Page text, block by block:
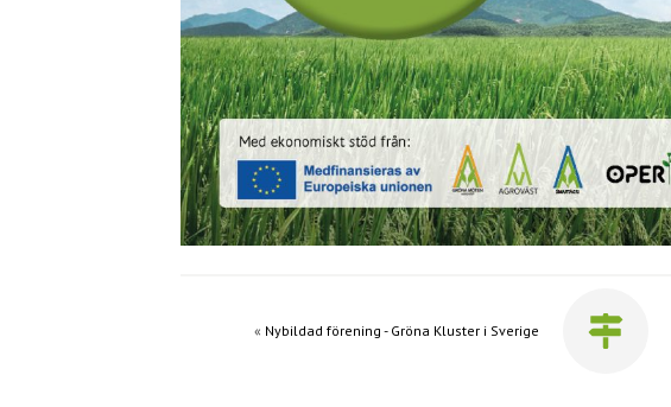
« Nybildad förening - Gröna Kluster i Sverige